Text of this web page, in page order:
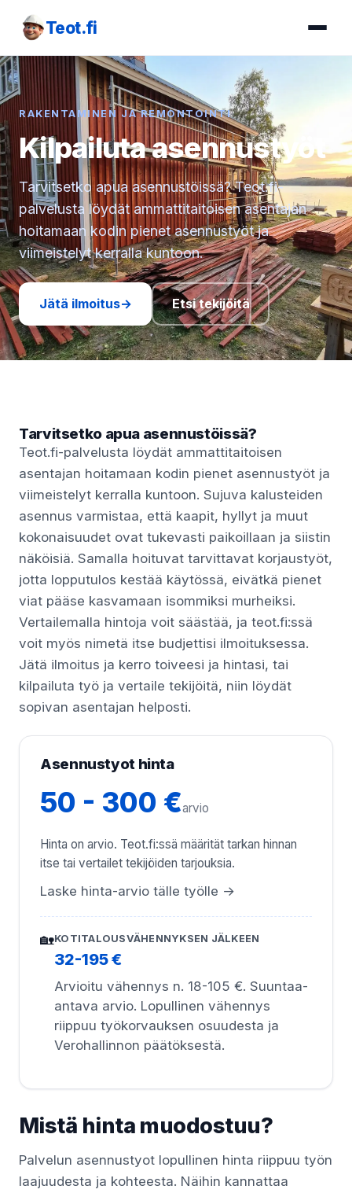
Teot.fi
RAKENTAMINEN JA REMONTOINTI
Kilpailuta asennustyöt
Tarvitsetko apua asennustöissä? Teot.fi-
palvelusta löydät ammattitaitoisen asentajan
hoitamaan kodin pienet asennustyöt ja
viimeistelyt kerralla kuntoon.
Jätä ilmoitus→ Etsi tekijöitä
Tarvitsetko apua asennustöissä?
Teot.fi-palvelusta löydät ammattitaitoisen
asentajan hoitamaan kodin pienet asennustyöt ja
viimeistelyt kerralla kuntoon. Sujuva kalusteiden
asennus varmistaa, että kaapit, hyllyt ja muut
kokonaisuudet ovat tukevasti paikoillaan ja siistin
näköisiä. Samalla hoituvat tarvittavat korjaustyöt,
jotta lopputulos kestää käytössä, eivätkä pienet
viat pääse kasvamaan isommiksi murheiksi.
Vertailemalla hintoja voit säästää, ja teot.fi:ssä
voit myös nimetä itse budjettisi ilmoituksessa.
Jätä ilmoitus ja kerro toiveesi ja hintasi, tai
kilpailuta työ ja vertaile tekijöitä, niin löydät
sopivan asentajan helposti.
Asennustyot hinta
50 - 300 €arvio
Hinta on arvio. Teot.fi:ssä määrität tarkan hinnan
itse tai vertailet tekijöiden tarjouksia.
Laske hinta-arvio tälle työlle →
🏡KOTITALOUSVÄHENNYKSEN JÄLKEEN
32-195 €
Arvioitu vähennys n. 18-105 €. Suuntaa-
antava arvio. Lopullinen vähennys
riippuu työkorvauksen osuudesta ja
Verohallinnon päätöksestä.
Mistä hinta muodostuu?
Palvelun asennustyot lopullinen hinta riippuu työn
laajuudesta ja kohteesta. Näihin kannattaa